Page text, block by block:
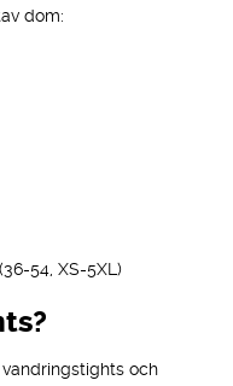
dom:
54, XS-5XL)
och